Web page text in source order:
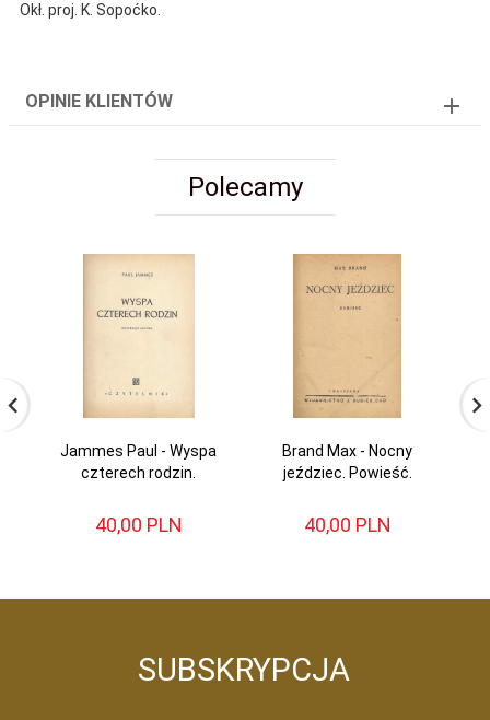
Okł. proj. K. Sopoćko.
OPINIE KLIENTÓW
Polecamy
Jammes Paul - Wyspa
czterech rodzin.
40,00 PLN
Brand Max - Nocny
jeździec. Powieść.
40,00 PLN
SUBSKRYPCJA